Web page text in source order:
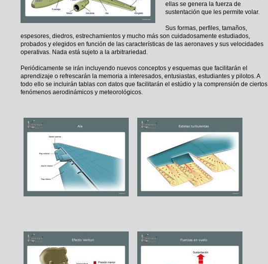
ellas se genera la fuerza de
sustentación que les permite volar.
Sus formas, perfiles, tamaños,
espesores, diedros, estrechamientos y mucho más son cuidadosamente estudiados,
probados y elegidos en función de las características de las aeronaves y sus velocidades
operativas. Nada está sujeto a la arbitrariedad.
Periódicamente se irán incluyendo nuevos conceptos y esquemas que facilitarán el
aprendizaje o refrescarán la memoria a interesados, entusiastas, estudiantes y pilotos. A
todo ello se incluirán tablas con datos que facilitarán el estúdio y la comprensión de ciertos
fenómenos aerodinámicos y meteorológicos.